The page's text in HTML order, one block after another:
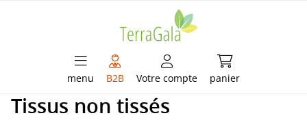
menu B2B Votre compte panier
Le panier
Tissus non tissés